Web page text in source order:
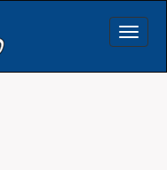
Toggle